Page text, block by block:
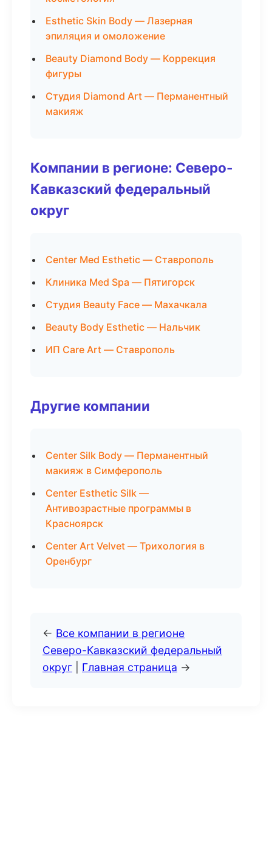
Esthetic Skin Body — Лазерная
эпиляция и омоложение
Beauty Diamond Body — Коррекция
фигуры
Студия Diamond Art — Перманентный
макияж
Компании в регионе: Северо-
Кавказский федеральный
округ
Center Med Esthetic — Ставрополь
Клиника Med Spa — Пятигорск
Студия Beauty Face — Махачкала
Beauty Body Esthetic — Нальчик
ИП Care Art — Ставрополь
Другие компании
Center Silk Body — Перманентный
макияж в Симферополь
Center Esthetic Silk —
Антивозрастные программы в
Красноярск
Center Art Velvet — Трихология в
Оренбург
← Все компании в регионе
Северо-Кавказский федеральный
округ
Главная страница →